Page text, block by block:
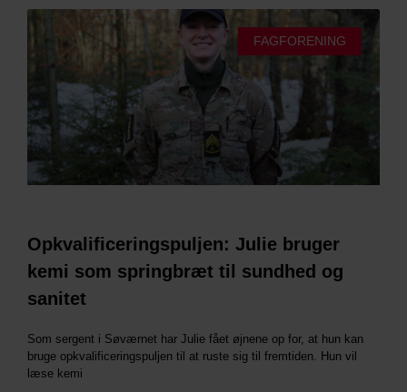
FAGFORENING
Opkvalificeringspuljen: Julie bruger
kemi som springbræt til sundhed og
sanitet
Som sergent i Søværnet har Julie fået øjnene op for, at hun kan
bruge opkvalificeringspuljen til at ruste sig til fremtiden. Hun vil
læse kemi